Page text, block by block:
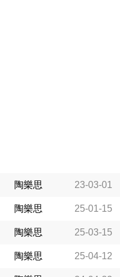
陶樂思 23-03-01
陶樂思 25-01-15
陶樂思 25-03-15
陶樂思 25-04-12